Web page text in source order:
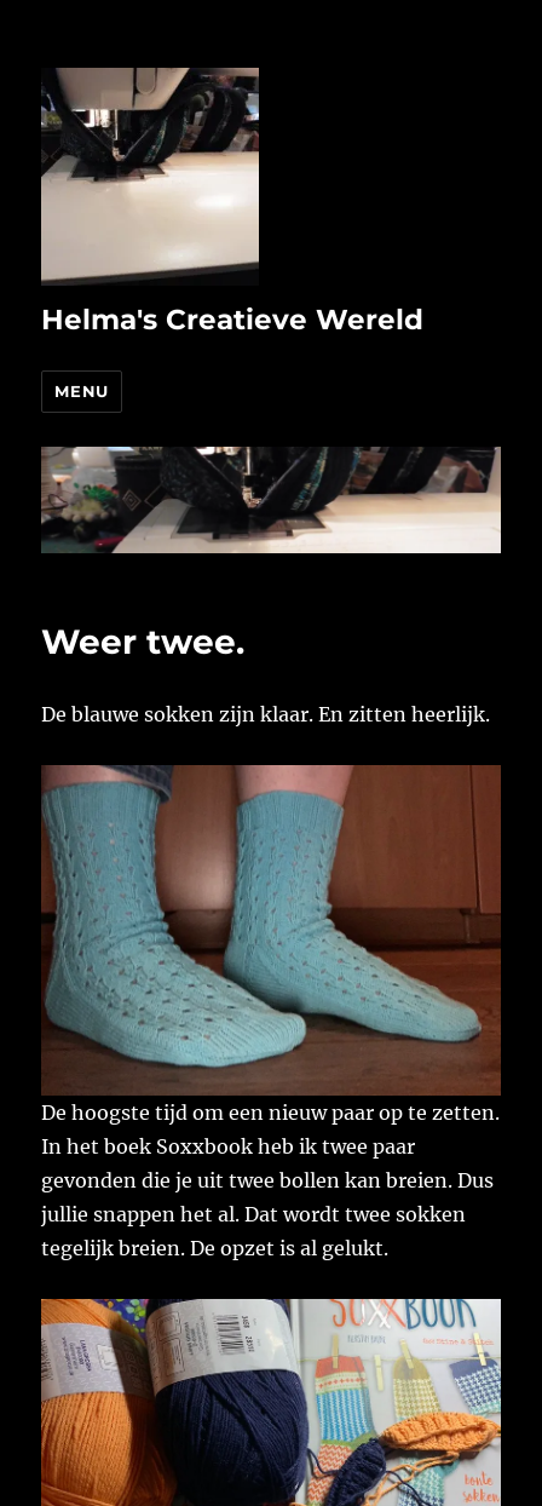
Helma's Creatieve Wereld
MENU
Weer twee.
De blauwe sokken zijn klaar. En zitten heerlijk.
De hoogste tijd om een nieuw paar op te zetten.
In het boek Soxxbook heb ik twee paar
gevonden die je uit twee bollen kan breien. Dus
jullie snappen het al. Dat wordt twee sokken
tegelijk breien. De opzet is al gelukt.